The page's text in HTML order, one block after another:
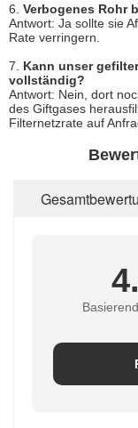
6. Verbogenes Rohr
Antwort: Ja sollte sie
Rate verringern.
7. Kann unser
vollständig?
Antwort: Nein, dort
des Giftgases
Filternetzrate auf